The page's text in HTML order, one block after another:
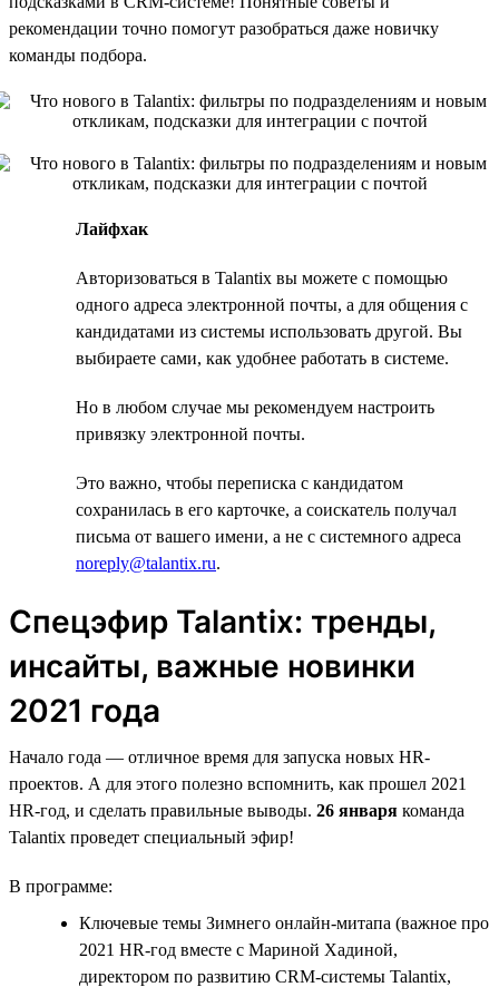
рекомендации точно помогут разобраться даже новичку
команды подбора.
Лайфхак
Авторизоваться в Talantix вы можете с помощью
одного адреса электронной почты, а для общения с
кандидатами из системы использовать другой. Вы
выбираете сами, как удобнее работать в системе.
Но в любом случае мы рекомендуем настроить
привязку электронной почты.
Это важно, чтобы переписка с кандидатом
сохранилась в его карточке, а соискатель получал
письма от вашего имени, а не с системного адреса
noreply@talantix.ru.
Спецэфир Talantiх: тренды,
инсайты, важные новинки
2021 года
Начало года — отличное время для запуска новых HR-
проектов. А для этого полезно вспомнить, как прошел 2021
HR-год, и сделать правильные выводы. 26 января команда
Talantix проведет специальный эфир!
В программе:
Ключевые темы Зимнего онлайн-митапа (важное про
2021 HR-год вместе с Мариной Хадиной,
директором по развитию CRM-системы Talantix,